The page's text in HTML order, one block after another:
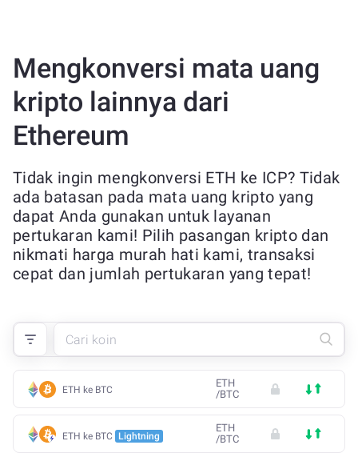
Mengkonversi mata uang
kripto lainnya dari
Ethereum
Tidak ingin mengkonversi ETH ke ICP? Tidak
ada batasan pada mata uang kripto yang
dapat Anda gunakan untuk layanan
pertukaran kami! Pilih pasangan kripto dan
nikmati harga murah hati kami, transaksi
cepat dan jumlah pertukaran yang tepat!
ETH ke BTC
ETH
/BTC
ETH ke BTC Lightning
ETH
/BTC